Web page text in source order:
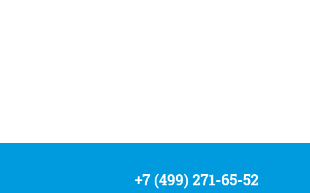
+7 (499) 271-65-52